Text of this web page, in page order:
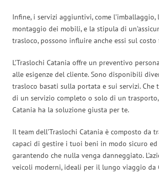
Infine, i servizi aggiuntivi, come
montaggio dei mobili, e la stipula di
trasloco, possono influire anche essi sul costo
L’Traslochi Catania offre un preventivo
alle esigenze del cliente. Sono disponibili
trasloco basati sulla portata e sui servizi. Che
di un servizio completo o solo di un trasporto,
Catania ha la soluzione giusta per te.
Il team dell’Traslochi Catania è composto da
capaci di gestire i tuoi beni in modo sicuro ed
garantendo che nulla venga danneggiato.
veicoli moderni, ideali per il lungo viaggio da